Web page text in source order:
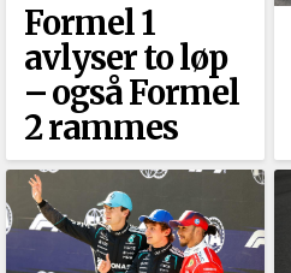
Formel 1
avlyser to løp
–⁠ også Formel
2 rammes